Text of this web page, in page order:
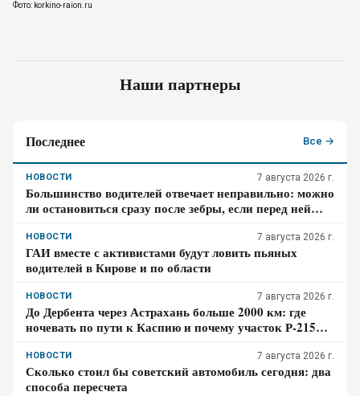
Фото: korkino-raion.ru
Наши партнеры
Последнее Все →
НОВОСТИ 7 августа 2026 г.
Большинство водителей отвечает неправильно: можно
ли остановиться сразу после зебры, если перед ней
НОВОСТИ 7 августа 2026 г.
ГАИ вместе с активистами будут ловить пьяных
водителей в Кирове и по области
НОВОСТИ 7 августа 2026 г.
До Дербента через Астрахань больше 2000 км: где
ночевать по пути к Каспию и почему участок Р-215
НОВОСТИ 7 августа 2026 г.
Сколько стоил бы советский автомобиль сегодня: два
способа пересчета